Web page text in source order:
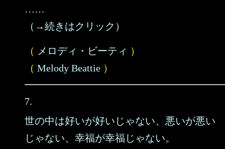
……
（→続きはクリック）
（ メロディ・ビーティ ）
（ Melody Beattie ）
7.
世の中は好いが好いじゃない、悪いが悪い
じゃない、幸福が幸福じゃない。